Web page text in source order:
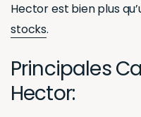
Hector est bien plus
stocks.
Principales
Hector: